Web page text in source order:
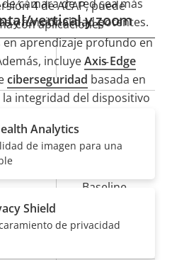
4 de ACAP, puede
con aplicaciones
aprendizaje profundo en
incluyeAxis Edge
ciberseguridad basada en
integridad del dispositivo
vertical y zoom
de
la
–
de
la
Sí
Baseline,
cámara de red sea más
y funcionalidad potentes.
Analytics
de imagen para una
Shield
de privacidad